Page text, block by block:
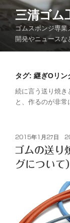
ン
テ
ツ
三清ゴム
ゴムスポンジ専
開発やニュースな
タグ: 継ぎОリン
続に言う送り焼き
と、作るのが非常
投
日:
2015年1月27日
ゴムの送り
グについて）